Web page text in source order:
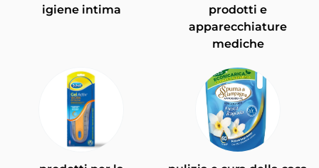
igiene intima
prodotti e
apparecchiature
mediche